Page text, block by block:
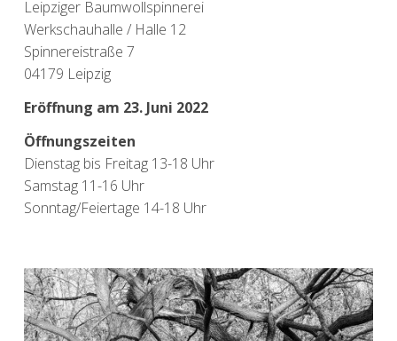
Leipziger Baumwollspinnerei
Werkschauhalle / Halle 12
Spinnereistraße 7
04179 Leipzig
Eröffnung am 23. Juni 2022
Öffnungszeiten
Dienstag bis Freitag 13-18 Uhr
Samstag 11-16 Uhr
Sonntag/Feiertage 14-18 Uhr